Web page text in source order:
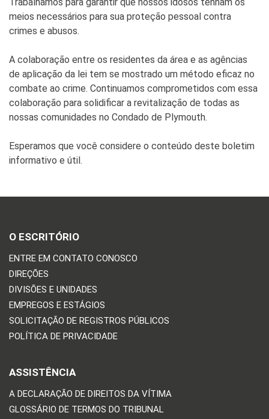
meios necessários para sua proteção pessoal contra
crimes e abusos.
A colaboração entre os residentes da área e as agências
de aplicação da lei tem se mostrado um método eficaz no
combate ao crime. Continuamos comprometidos com essa
colaboração para solidificar a revitalização de todas as
nossas comunidades no Condado de Plymouth.
Esperamos que você considere o conteúdo deste boletim
informativo e útil.
O ESCRITÓRIO
ENTRE EM CONTATO CONOSCO
DIREÇÕES
DIVISÕES E UNIDADES
EMPREGOS E ESTÁGIOS
SOLICITAÇÃO DE REGISTROS PÚBLICOS
POLÍTICA DE PRIVACIDADE
ASSISTÊNCIA
A DECLARAÇÃO DE DIREITOS DA VÍTIMA
GLOSSÁRIO DE TERMOS DO TRIBUNAL